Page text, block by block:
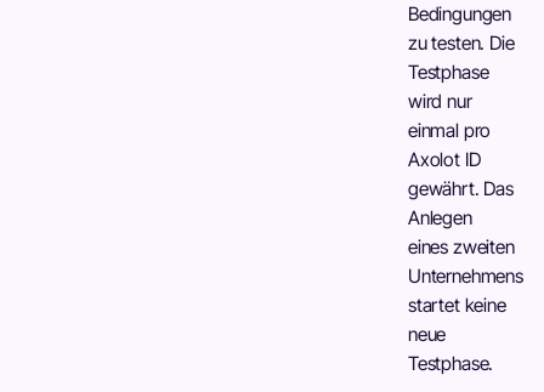
Bedingungen
zu testen. Die
Testphase
wird nur
einmal pro
Axolot ID
gewährt. Das
Anlegen
eines zweiten
Unternehmens
startet keine
neue
Testphase.